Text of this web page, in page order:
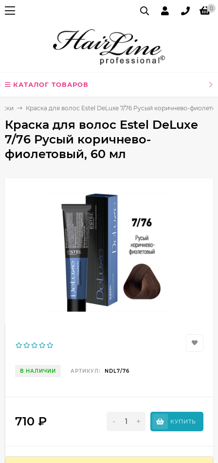
0
КАТАЛОГ ТОВАРОВ
Краска для волос Estel DeLuxe 7/76 Русый коричнево-
Краска для волос Estel DeLuxe
7/76 Русый коричнево-
фиолетовый, 60 мл
В НАЛИЧИИ АРТИКУЛ: NDL7/76
710 ₽ - + КУПИТЬ